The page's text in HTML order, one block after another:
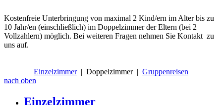
Kostenfreie Unterbringung von maximal 2 Kind/ern im Alter bis zu
10 Jahr/en (einschließlich) im Doppelzimmer der Eltern (bei 2
Vollzahlern) möglich. Bei weiteren Fragen nehmen Sie Kontakt zu
uns auf.
Einzelzimmer| Doppelzimmer| Gruppenreisen
nach oben
Einzelzimmer